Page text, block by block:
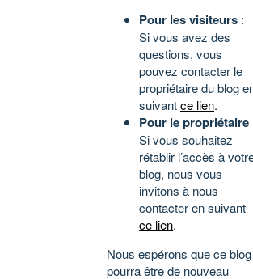
Pour les visiteurs :
Si vous avez des
questions, vous
pouvez contacter le
propriétaire du blog
suivantce lien.
Pour le propriétaire
Si vous souhaitez
rétablir l’accès à
blog, nous vous
invitons à nous
contacter en suivant
ce lien.
Nous espérons que ce blog
pourra être de nouveau